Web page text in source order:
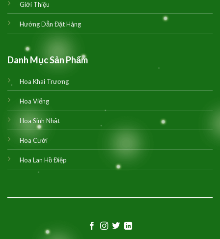
Giới Thiệu
Hướng Dẫn Đặt Hàng
Danh Mục Sản Phẩm
Hoa Khai Trương
Hoa Viếng
Hoa Sinh Nhật
Hoa Cưới
Hoa Lan Hồ Điệp